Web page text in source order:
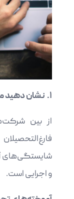
۱. نشان دهید
شایستگی‌های
و اجرایی است.